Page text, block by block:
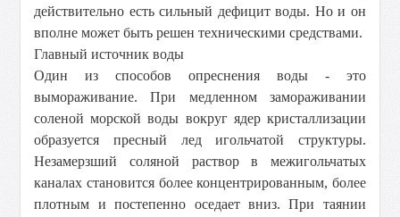
действительно есть сильный дефицит воды. Но и он
вполне может быть решен техническими средствами.
Главный источник воды
Один из способов опреснения воды - это
вымораживание. При медленном замораживании
соленой морской воды вокруг ядер кристаллизации
образуется пресный лед игольчатой структуры.
Незамерзший соляной раствор в межигольчатых
каналах становится более концентрированным, более
плотным и постепенно оседает вниз. При таянии